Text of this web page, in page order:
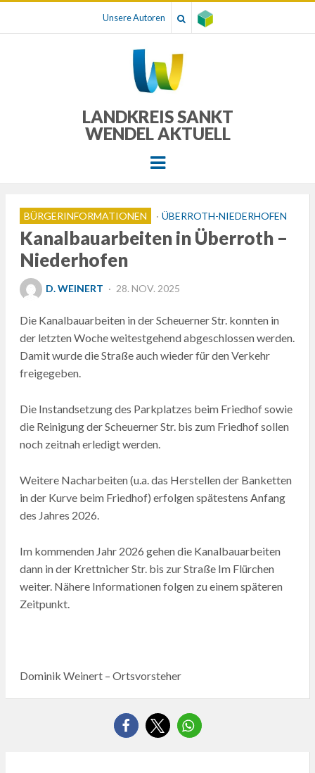
Unsere Autoren
LANDKREIS SANKT
WENDEL AKTUELL
Menu
BÜRGERINFORMATIONEN ÜBERROTH-NIEDERHOFEN
Kanalbauarbeiten in Überroth –
Niederhofen
D. WEINERT
POSTED
28. NOV. 2025
Die Kanalbauarbeiten in der Scheuerner Str. konnten in
der letzten Woche weitestgehend abgeschlossen werden.
Damit wurde die Straße auch wieder für den Verkehr
freigegeben.
Die Instandsetzung des Parkplatzes beim Friedhof sowie
die Reinigung der Scheuerner Str. bis zum Friedhof sollen
noch zeitnah erledigt werden.
Weitere Nacharbeiten (u.a. das Herstellen der Banketten
in der Kurve beim Friedhof) erfolgen spätestens Anfang
des Jahres 2026.
Im kommenden Jahr 2026 gehen die Kanalbauarbeiten
dann in der Krettnicher Str. bis zur Straße Im Flürchen
weiter. Nähere Informationen folgen zu einem späteren
Zeitpunkt.
Dominik Weinert – Ortsvorsteher